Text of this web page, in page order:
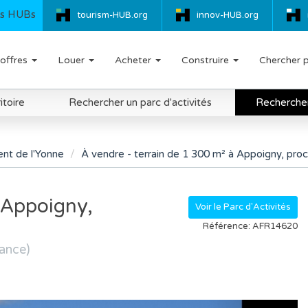
tourism-HUB.org innov-HUB.org
HUBs
Louer Acheter Construire Chercher
Rechercher un parc d'activités
de l'Yonne À vendre - terrain de 1 300 m² à Appoigny,
Voir le Parc d'Activités
Référence: AFR14620